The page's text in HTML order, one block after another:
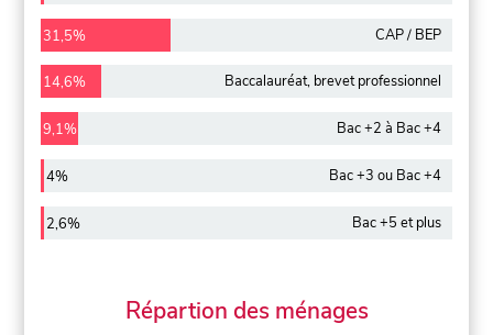
31,5% CAP / BEP
14,6% Baccalauréat, brevet professionnel
9,1% Bac +2 à Bac +4
4% Bac +3 ou Bac +4
2,6% Bac +5 et plus
Répartion des ménages